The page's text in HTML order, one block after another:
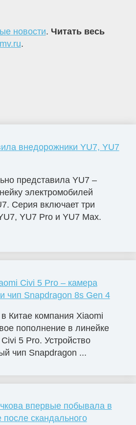
новости. Читать весь
.
внедорожники YU7, YU7
представила YU7 –
электромобилей
Серия включает три
YU7 Pro и YU7 Max.
Civi 5 Pro – камера
чип Snapdragon 8s Gen 4
Китае компания Xiaomi
пополнение в линейке
5 Pro. Устройство
чип Snapdragon ...
впервые побывала в
скандального